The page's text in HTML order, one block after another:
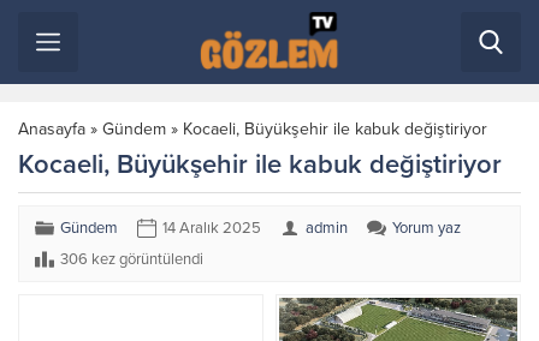
Anasayfa » Gündem » Kocaeli, Büyükşehir ile kabuk değiştiriyor
Kocaeli, Büyükşehir ile kabuk değiştiriyor
Gündem 14 Aralık 2025 admin
Yorum yaz
306 kez görüntülendi